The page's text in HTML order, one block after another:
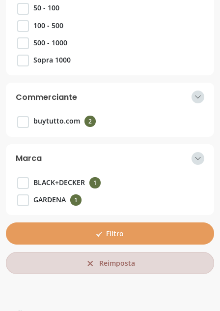
50 - 100
100 - 500
500 - 1000
Sopra 1000
Commerciante
buytutto.com 2
Marca
BLACK+DECKER 1
GARDENA 1
Filtro
Reimposta